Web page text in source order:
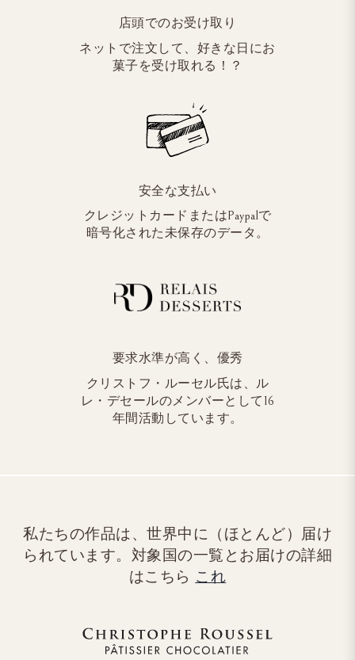
店頭でのお受け取り
ネットで注文して、好きな日にお
菓子を受け取れる！？
安全な支払い
クレジットカードまたはPaypalで
暗号化された未保存のデータ。
要求水準が高く、優秀
クリストフ・ルーセル氏は、ル
レ・デセールのメンバーとして16
年間活動しています。
私たちの作品は、世界中に（ほとんど）届け
られています。対象国の一覧とお届けの詳細
はこちら これ